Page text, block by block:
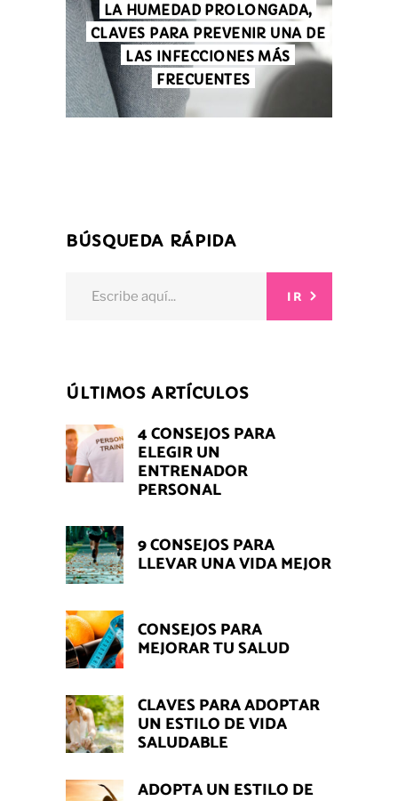
LA HUMEDAD PROLONGADA,
CLAVES PARA PREVENIR UNA DE
LAS INFECCIONES MÁS
FRECUENTES
BÚSQUEDA RÁPIDA
IR
ÚLTIMOS ARTÍCULOS
4 CONSEJOS PARA
ELEGIR UN
ENTRENADOR
PERSONAL
9 CONSEJOS PARA
LLEVAR UNA VIDA MEJOR
CONSEJOS PARA
MEJORAR TU SALUD
CLAVES PARA ADOPTAR
UN ESTILO DE VIDA
SALUDABLE
ADOPTA UN ESTILO DE